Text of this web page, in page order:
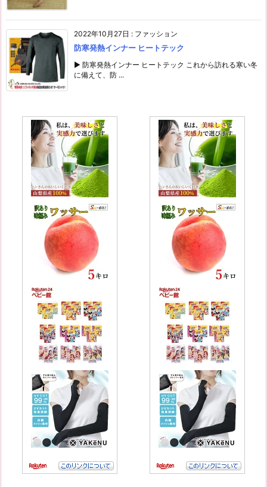
2022年10月27日 : ファッション
防寒発熱インナー ヒートテック
▶ 防寒発熱インナー ヒートテック これから訪れる寒い冬
に備えて、防 ...